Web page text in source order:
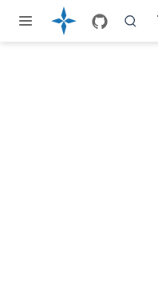
跳至主要內容